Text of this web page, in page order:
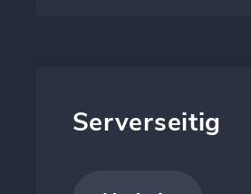
Serverseitig